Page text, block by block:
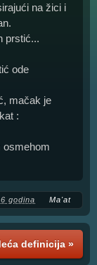
na žici i
prstić...
ode
mačak je
:
osmehom
godina Ma'at
definicija »